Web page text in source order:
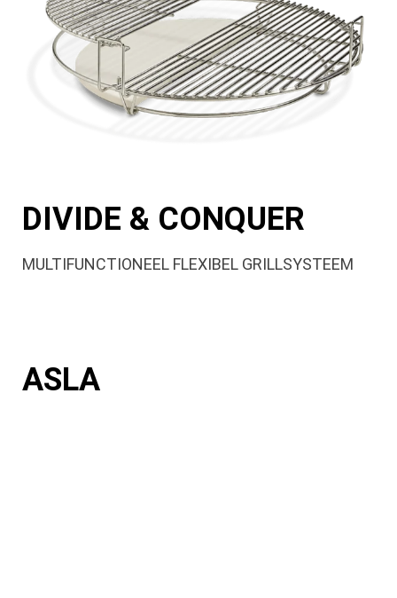
DIVIDE & CONQUER
MULTIFUNCTIONEEL FLEXIBEL GRILLSYSTEEM
ASLA